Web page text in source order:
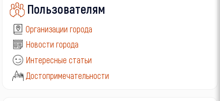
Пользователям
Организации города
Новости города
Интересные статьи
Достопримечательности